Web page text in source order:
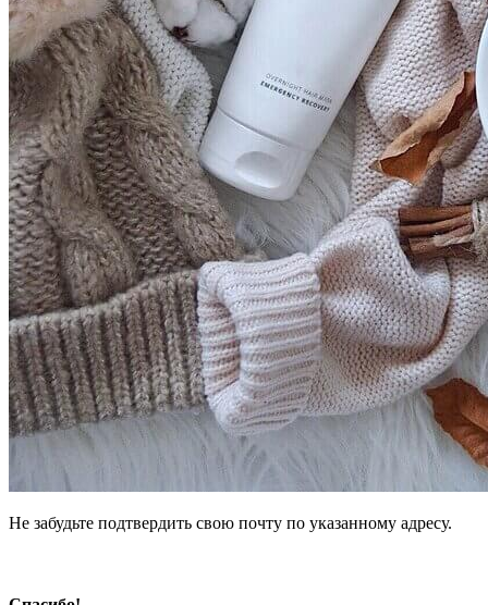
Не забудьте подтвердить свою почту по указанному адресу.